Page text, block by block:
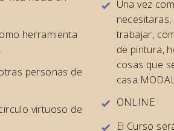
herramienta
personas de
virtuoso de
Una vez
trabajar,
de pintura,
cosas que
ONLINE
El Curso